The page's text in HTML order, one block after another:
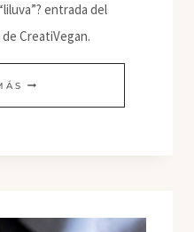
entrada del
CreatiVegan.
AQUAFABA/LILUVA